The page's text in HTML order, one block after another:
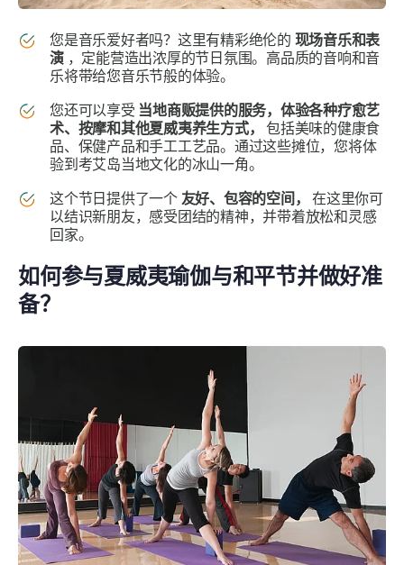
您是音乐爱好者吗？这里有精彩绝伦的 现场音乐和表
演，定能营造出浓厚的节日氛围。高品质的音响和音
乐将带给您音乐节般的体验。
您还可以享受 当地商贩提供的服务，体验各种疗愈艺
术、按摩和其他夏威夷养生方式，
包括美味的健康食
品、保健产品和手工工艺品。通过这些摊位，您将体
验到考艾岛当地文化的冰山一角。
这个节日提供了一个 友好、包容的空间，
在这里你可
以结识新朋友，感受团结的精神，并带着放松和灵感
回家。
如何参与夏威夷瑜伽与和平节并做好准
备？